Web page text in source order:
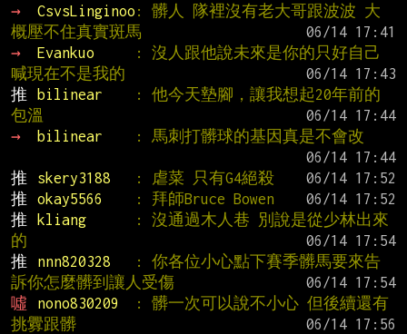
→
CsvsLinginoo : 髒人 隊裡沒有老大哥跟波波 大
概壓不住真實斑馬
→
Evankuo
: 沒人跟他說未來是你的只好自己
喊現在不是我的
推
bilinear
: 他今天墊腳，讓我想起20年前的
包溫
→
bilinear
: 馬刺打髒球的基因真是不會改
推
skery3188 : 虐菜 只有G4絕殺
推
okay5566 : 拜師Bruce Bowen
推
kliang
: 沒通過木人巷 別說是從少林出來
的
推
nnn820328
: 你各位小心點下賽季髒馬要來告
訴你怎麼髒到讓人受傷
噓
nono830209
: 髒一次可以說不小心 但後續還有
挑釁跟髒